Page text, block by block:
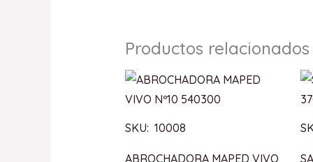
Productos relacionados
SKU: 10008
ABROCHADORA MAPED VIVO